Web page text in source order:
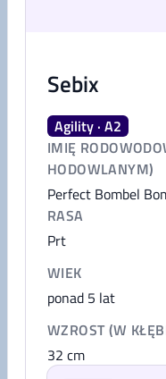
Sebix
Agility · A2
IMIĘ
HODOWLANYM)
Perfect Bombel
RASA
Prt
WIEK
ponad 5 lat
WZROST (W
32 cm